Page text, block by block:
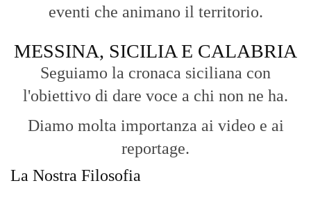
eventi che animano il territorio.
MESSINA, SICILIA E CALABRIA
Seguiamo la cronaca siciliana con
l'obiettivo di dare voce a chi non ne ha.
Diamo molta importanza ai video e ai
reportage.
La Nostra Filosofia